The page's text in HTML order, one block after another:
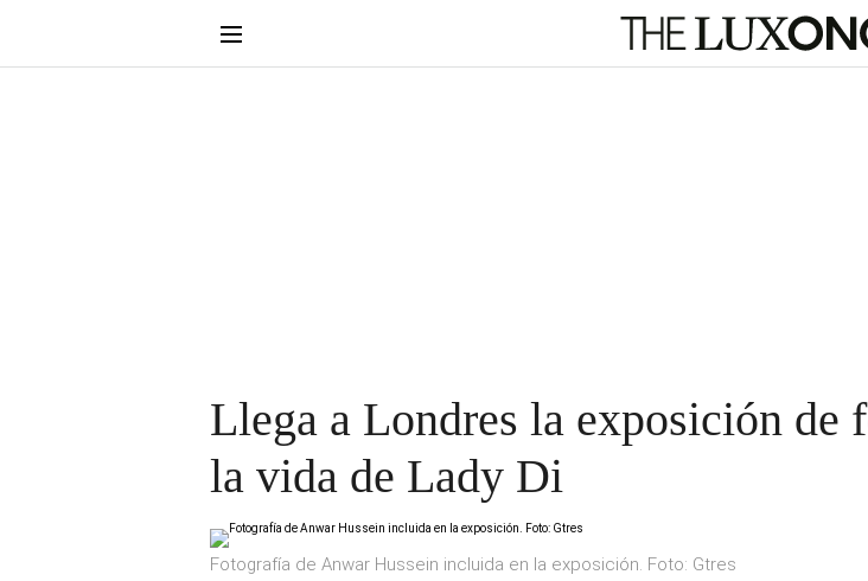
Llega a Londres la exposición de
la vida de Lady Di
Fotografía de Anwar Hussein incluida en la exposición. Foto: Gtres